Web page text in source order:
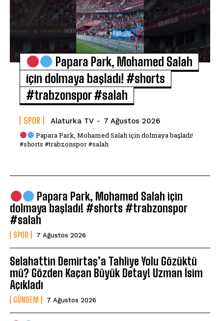
Papara Park, Mohamed Salah
için dolmaya başladı! #shorts
#trabzonspor #salah
SPOR Alaturka TV - 7 Ağustos 2026
Papara Park, Mohamed Salah için dolmaya başladı!
#shorts #trabzonspor #salah
Papara Park, Mohamed Salah için
dolmaya başladı! #shorts #trabzonspor
#salah
SPOR 7 Ağustos 2026
Selahattin Demirtaş’a Tahliye Yolu Gözüktü
mü? Gözden Kaçan Büyük Detay! Uzman İsim
Açıkladı
GÜNDEM 7 Ağustos 2026